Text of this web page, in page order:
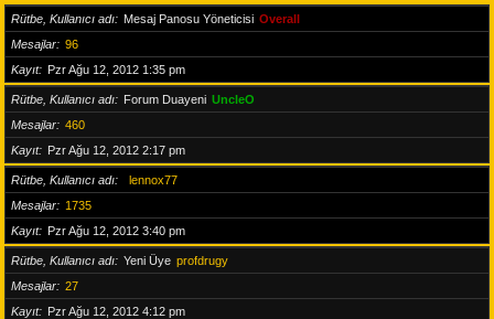
Rütbe, Kullanıcı adı Mesaj Panosu Yöneticisi Overall
Mesajlar
96
Kayıt
Pzr Ağu 12, 2012 1:35 pm
Rütbe, Kullanıcı adı Forum Duayeni UncleO
Mesajlar
460
Kayıt
Pzr Ağu 12, 2012 2:17 pm
Rütbe, Kullanıcı adı
lennox77
Mesajlar
1735
Kayıt
Pzr Ağu 12, 2012 3:40 pm
Rütbe, Kullanıcı adı Yeni Üye profdrugy
Mesajlar
27
Kayıt
Pzr Ağu 12, 2012 4:12 pm